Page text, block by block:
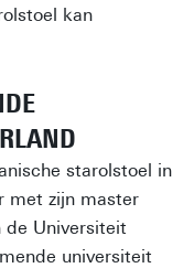
kan
starolstoel in
met zijn master
de Universiteit
universiteit